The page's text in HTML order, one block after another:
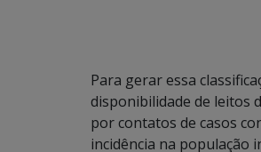
Para gerar essa
disponibilidade de leitos
por contatos de casos
incidência na população